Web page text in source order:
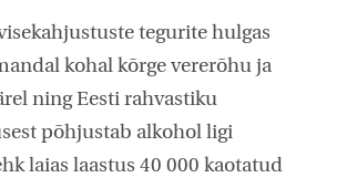
tegurite hulgas
kohal kõrge vererõhu ja
ning Eesti rahvastiku
põhjustab alkohol ligi
laias laastus 40 000 kaotatud